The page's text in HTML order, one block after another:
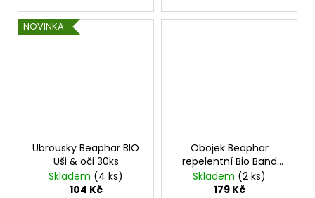
NOVINKA
Ubrousky Beaphar BIO
Uši & oči 30ks
Skladem (4 ks)
104 Kč
Obojek Beaphar
repelentní Bio Band
35cm
Skladem (2 ks)
179 Kč